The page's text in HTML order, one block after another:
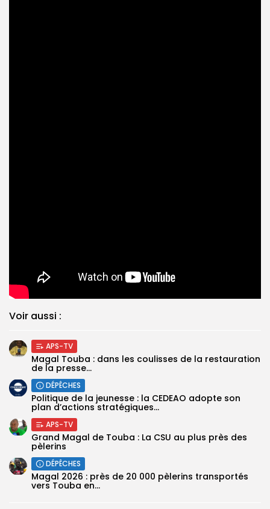
Voir aussi :
APS-TV
Magal Touba : dans les coulisses de la restauration
de la presse...
DÉPÊCHES
Politique de la jeunesse : la CEDEAO adopte son
plan d’actions stratégiques...
APS-TV
Grand Magal de Touba : La CSU au plus près des
pèlerins
DÉPÊCHES
Magal 2026 : près de 20 000 pèlerins transportés
vers Touba en...